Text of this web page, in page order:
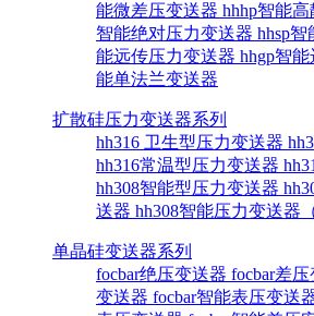
能微差压变送器 hhhp智能
智能绝对压力变送器 hhsp
能远传压力变送器 hhgp智
能单法兰变送器
扩散硅压力变送器系列
hh316 卫生型压力变送器
hh316常温型压力变送器
hh308智能型压力变送器
送器 hh308智能压力变送器
单晶硅变送器系列
focbar绝压变送器 focbar差
变送器 focbar智能表压变送